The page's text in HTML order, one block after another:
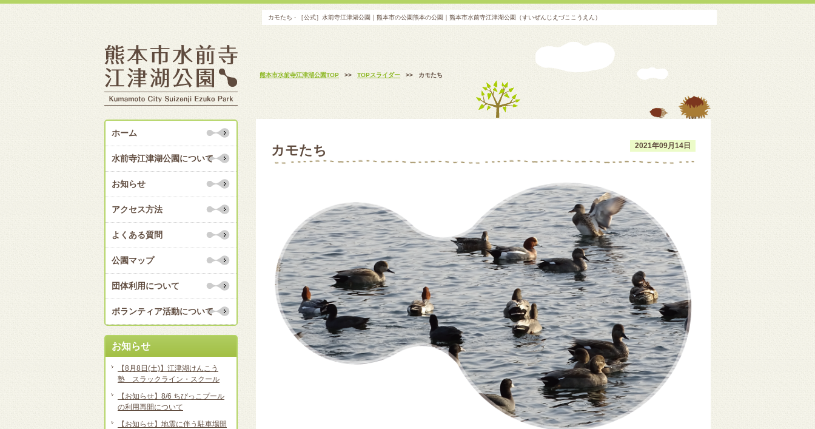
カモたち - ［公式］水前寺江津湖公園｜熊本市の公園熊本の公園｜熊本市水前寺江津湖公園（すいぜんじえづここうえん）
熊本市水前寺江津湖公園TOP >> TOPスライダー >> カモたち
2021年09月14日
カモたち
ホーム
水前寺江津湖公園について
お知らせ
アクセス方法
よくある質問
公園マップ
団体利用について
ボランティア活動について
お知らせ
【8月8日(土)】江津湖けんこう
塾 スラックライン・スクール
【お知らせ】8/6 ちびっこプール
の利用再開について
【お知らせ】地震に伴う駐車場開